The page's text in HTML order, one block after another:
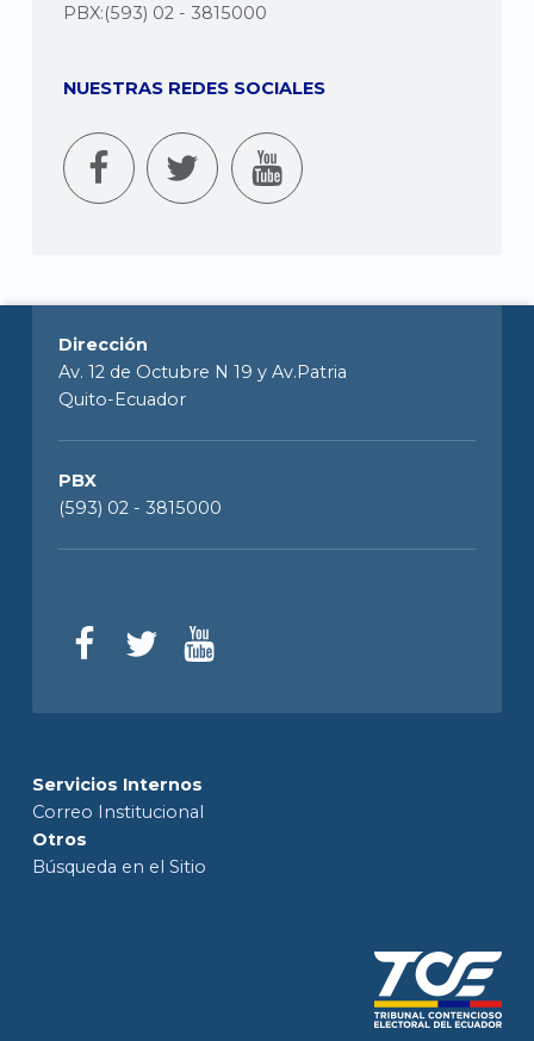
PBX:(593) 02 - 3815000
NUESTRAS REDES SOCIALES
Dirección
Av. 12 de Octubre N 19 y Av.Patria
Quito-Ecuador
PBX
(593) 02 - 3815000
Servicios Internos
Correo Institucional
Otros
Búsqueda en el Sitio